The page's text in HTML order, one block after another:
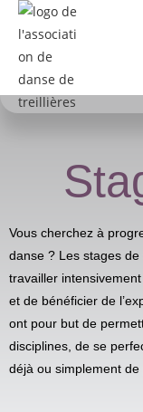
Vous cherchez à
danse ? Les stages
travailler
et de bénéficier de
ont pour but de
disciplines, de se
déjà ou simplement